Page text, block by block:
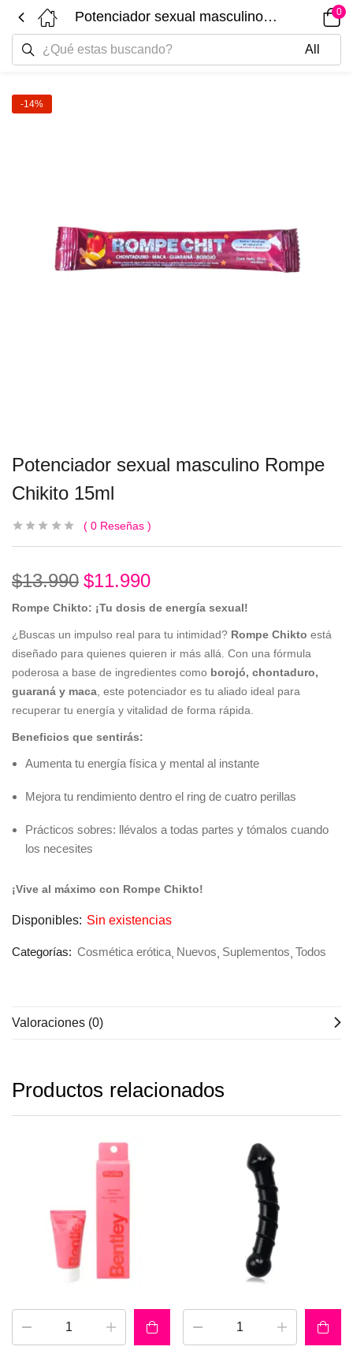
Potenciador sexual masculino Rompe Chikito 15ml 0
-14%
Potenciador sexual masculino Rompe
Chikito 15ml
0 Reseñas
$13.990 $11.990
Rompe Chikto: ¡Tu dosis de energía sexual!
¿Buscas un impulso real para tu intimidad? Rompe Chikto está
diseñado para quienes quieren ir más allá. Con una fórmula
poderosa a base de ingredientes como borojó, chontaduro,
guaraná y maca , este potenciador es tu aliado ideal para
recuperar tu energía y vitalidad de forma rápida.
Beneficios que sentirás:
Aumenta tu energía física y mental al instante
Mejora tu rendimiento dentro el ring de cuatro perillas
Prácticos sobres: llévalos a todas partes y tómalos cuando
los necesites
¡Vive al máximo con Rompe Chikto!
Disponibles: Sin existencias
Categorías: Cosmética erótica Nuevos Suplementos Todos
Valoraciones (0)
Productos relacionados